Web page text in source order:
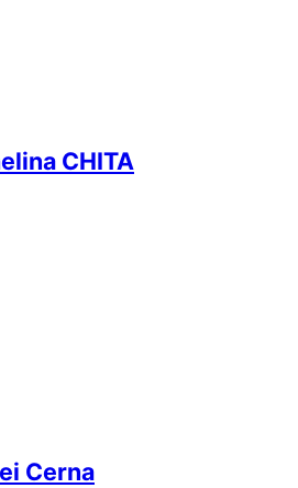
CHITA
Cerna